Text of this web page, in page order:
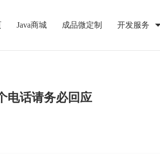
Java商城 成品微定制 开发服务
电话请务必回应